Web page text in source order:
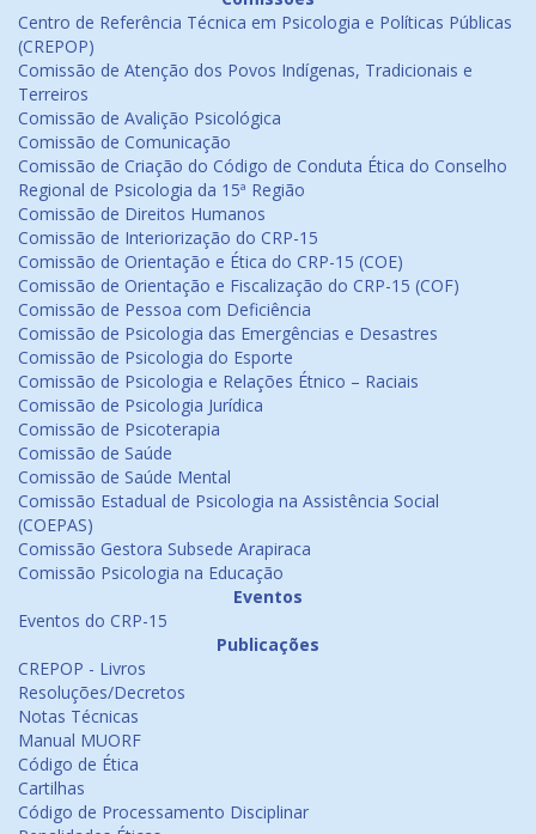
Centro de Referência Técnica em Psicologia e Políticas Públicas
(CREPOP)
Comissão de Atenção dos Povos Indígenas, Tradicionais e
Terreiros
Comissão de Avalição Psicológica
Comissão de Comunicação
Comissão de Criação do Código de Conduta Ética do Conselho
Regional de Psicologia da 15ª Região
Comissão de Direitos Humanos
Comissão de Interiorização do CRP-15
Comissão de Orientação e Ética do CRP-15 (COE)
Comissão de Orientação e Fiscalização do CRP-15 (COF)
Comissão de Pessoa com Deficiência
Comissão de Psicologia das Emergências e Desastres
Comissão de Psicologia do Esporte
Comissão de Psicologia e Relações Étnico – Raciais
Comissão de Psicologia Jurídica
Comissão de Psicoterapia
Comissão de Saúde
Comissão de Saúde Mental
Comissão Estadual de Psicologia na Assistência Social
(COEPAS)
Comissão Gestora Subsede Arapiraca
Comissão Psicologia na Educação
Eventos
Eventos do CRP-15
Publicações
CREPOP - Livros
Resoluções/Decretos
Notas Técnicas
Manual MUORF
Código de Ética
Cartilhas
Código de Processamento Disciplinar